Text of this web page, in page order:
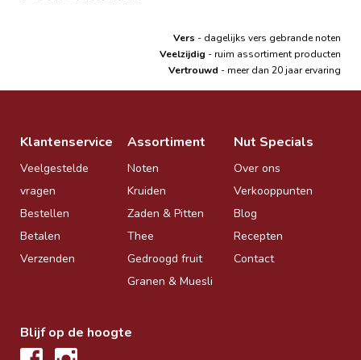
Vers - dagelijks vers gebrande noten
Veelzijdig - ruim assortiment producten
Vertrouwd - meer dan 20 jaar ervaring
Klantenservice
Veelgestelde
vragen
Bestellen
Betalen
Verzenden
Assortiment
Noten
Kruiden
Zaden & Pitten
Thee
Gedroogd fruit
Granen & Muesli
Nut Specials
Over ons
Verkooppunten
Blog
Recepten
Contact
Blijf op de hoogte